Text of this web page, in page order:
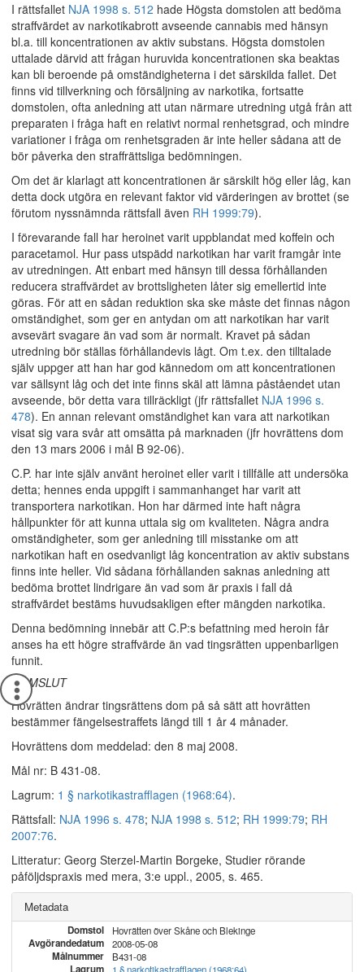
I rättsfallet NJA 1998 s. 512 hade Högsta domstolen att bedöma
straffvärdet av narkotikabrott avseende cannabis med hänsyn
bl.a. till koncentrationen av aktiv substans. Högsta domstolen
uttalade därvid att frågan huruvida koncentrationen ska beaktas
kan bli beroende på omständigheterna i det särskilda fallet. Det
finns vid tillverkning och försäljning av narkotika, fortsatte
domstolen, ofta anledning att utan närmare utredning utgå från att
preparaten i fråga haft en relativt normal renhetsgrad, och mindre
variationer i fråga om renhetsgraden är inte heller sådana att de
bör påverka den straffrättsliga bedömningen.
Om det är klarlagt att koncentrationen är särskilt hög eller låg, kan
detta dock utgöra en relevant faktor vid värderingen av brottet (se
förutom nyssnämnda rättsfall även RH 1999:79).
I förevarande fall har heroinet varit uppblandat med koffein och
paracetamol. Hur pass utspädd narkotikan har varit framgår inte
av utredningen. Att enbart med hänsyn till dessa förhållanden
reducera straffvärdet av brottsligheten låter sig emellertid inte
göras. För att en sådan reduktion ska ske måste det finnas någon
omständighet, som ger en antydan om att narkotikan har varit
avsevärt svagare än vad som är normalt. Kravet på sådan
utredning bör ställas förhållandevis lågt. Om t.ex. den tilltalade
själv uppger att han har god kännedom om att koncentrationen
var sällsynt låg och det inte finns skäl att lämna påståendet utan
avseende, bör detta vara tillräckligt (jfr rättsfallet NJA 1996 s.
478). En annan relevant omständighet kan vara att narkotikan
visat sig vara svår att omsätta på marknaden (jfr hovrättens dom
den 13 mars 2006 i mål B 92-06).
C.P. har inte själv använt heroinet eller varit i tillfälle att undersöka
detta; hennes enda uppgift i sammanhanget har varit att
transportera narkotikan. Hon har därmed inte haft några
hållpunkter för att kunna uttala sig om kvaliteten. Några andra
omständigheter, som ger anledning till misstanke om att
narkotikan haft en osedvanligt låg koncentration av aktiv substans
finns inte heller. Vid sådana förhållanden saknas anledning att
bedöma brottet lindrigare än vad som är praxis i fall då
straffvärdet bestäms huvudsakligen efter mängden narkotika.
Denna bedömning innebär att C.P:s befattning med heroin får
anses ha ett högre straffvärde än vad tingsrätten uppenbarligen
funnit.
DOMSLUT
Hovrätten ändrar tingsrättens dom på så sätt att hovrätten
bestämmer fängelsestraffets längd till 1 år 4 månader.
Hovrättens dom meddelad: den 8 maj 2008.
Mål nr: B 431-08.
Lagrum: 1 § narkotikastrafflagen (1968:64).
Rättsfall: NJA 1996 s. 478; NJA 1998 s. 512; RH 1999:79; RH
2007:76.
Litteratur: Georg Sterzel-Martin Borgeke, Studier rörande
påföljdspraxis med mera, 3:e uppl., 2005, s. 465.
Metadata
Domstol Hovrätten över Skåne och Blekinge
Avgörandedatum 2008-05-08
Målnummer B431-08
Lagrum